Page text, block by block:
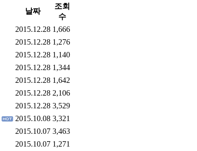
날짜
조회
수
2015.12.28 1,666
2015.12.28 1,276
2015.12.28 1,140
2015.12.28 1,344
2015.12.28 1,642
2015.12.28 2,106
2015.12.28 3,529
2015.10.08 3,321
2015.10.07 3,463
2015.10.07 1,271